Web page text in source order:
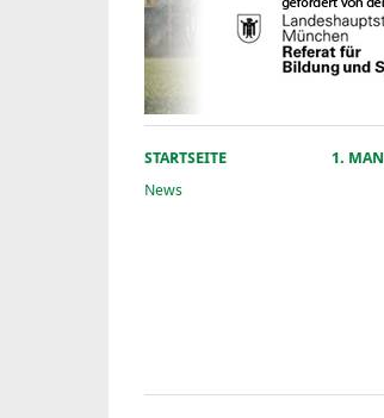
STARTSEITE
News
1.